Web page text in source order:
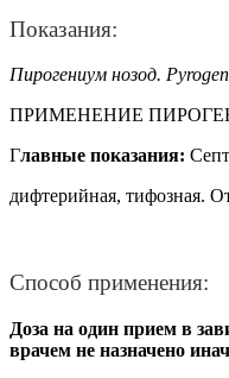
Показания:
Пирогениум нозод.
ПРИМЕНЕНИЕ
Главные показания:
дифтерийная, тифозная.
Способ применения:
Доза на один прием в
врачем не назначено